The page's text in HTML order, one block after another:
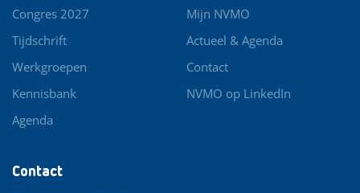
Contact
Congres 2027
Tijdschrift
Werkgroepen
Kennisbank
Agenda
Mijn NVMO
Actueel & Agenda
Contact
NVMO op LinkedIn